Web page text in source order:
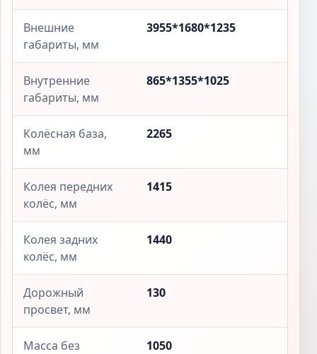
Внешние
габариты, мм
3955*1680*1235
Внутренние
габариты, мм
865*1355*1025
Колёсная база,
мм
2265
Колея передних
колёс, мм
1415
Колея задних
колёс, мм
1440
Дорожный
просвет, мм
130
Масса без
1050